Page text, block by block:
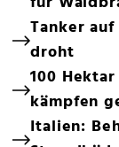
Tanker
droht
100
kämpfen
Italien: